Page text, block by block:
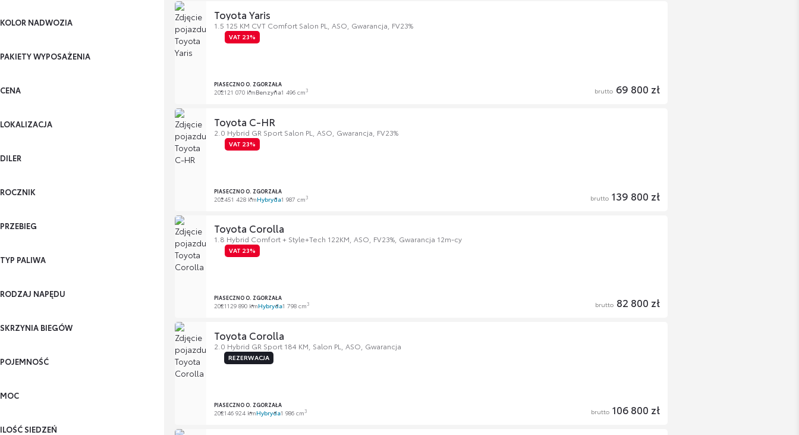
KOLOR NADWOZIA
PAKIETY WYPOSAŻENIA
CENA
LOKALIZACJA
DILER
ROCZNIK
PRZEBIEG
TYP PALIWA
RODZAJ NAPĘDU
SKRZYNIA BIEGÓW
POJEMNOŚĆ
MOC
ILOŚĆ SIEDZEŃ
Toyota Yaris
1.5 125 KM CVT Comfort Salon PL, ASO, Gwarancja, FV23%
VAT 23%
PIASECZNO O. ZGORZAŁA
2021 21 070 kmBenzyna1 496 cm3 brutto 69 800 zł
Toyota C-HR
2.0 Hybrid GR Sport Salon PL, ASO, Gwarancja, FV23%
VAT 23%
PIASECZNO O. ZGORZAŁA
202451 428 kmHybryda1 987 cm3 brutto 139 800 zł
Toyota Corolla
1.8 Hybrid Comfort + Style+Tech 122KM, ASO, FV23%, Gwarancja 12m-cy
VAT 23%
PIASECZNO O. ZGORZAŁA
2021129 890 kmHybryda1 798 cm3 brutto 82 800 zł
Toyota Corolla
2.0 Hybrid GR Sport 184 KM, Salon PL, ASO, Gwarancja
REZERWACJA
PIASECZNO O. ZGORZAŁA
202146 924 kmHybryda1 986 cm3 brutto 106 800 zł